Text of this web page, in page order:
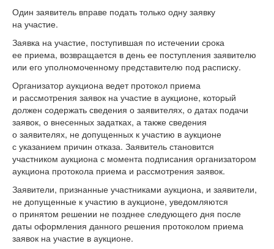
Один заявитель вправе подать только одну заявку
на участие.
Заявка на участие, поступившая по истечении срока
ее приема, возвращается в день ее поступления заявителю
или его уполномоченному представителю под расписку.
Организатор аукциона ведет протокол приема
и рассмотрения заявок на участие в аукционе, который
должен содержать сведения о заявителях, о датах подачи
заявок, о внесенных задатках, а также сведения
о заявителях, не допущенных к участию в аукционе
с указанием причин отказа. Заявитель становится
участником аукциона с момента подписания организатором
аукциона протокола приема и рассмотрения заявок.
Заявители, признанные участниками аукциона, и заявители,
не допущенные к участию в аукционе, уведомляются
о принятом решении не позднее следующего дня после
даты оформления данного решения протоколом приема
заявок на участие в аукционе.